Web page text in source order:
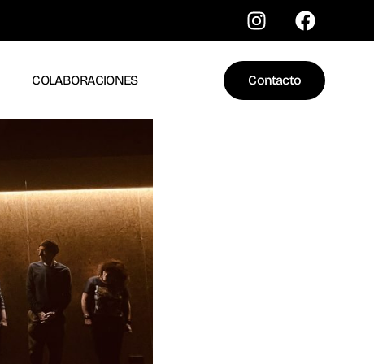
COLABORACIONES Contacto